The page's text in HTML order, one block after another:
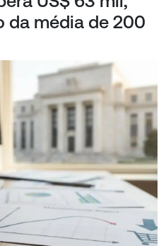
da média de 200